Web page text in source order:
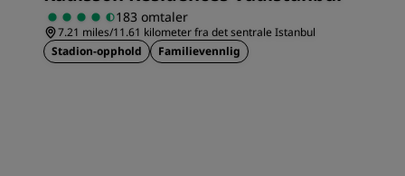
183 omtaler
7.21 miles/11.61 kilometer fra det sentrale Istanbul
Stadion-opphold
Familievennlig